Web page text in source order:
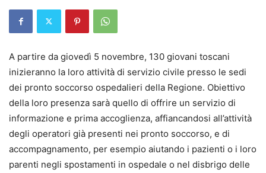
A partire da giovedì 5 novembre, 130 giovani toscani
inizieranno la loro attività di servizio civile presso le sedi
dei pronto soccorso ospedalieri della Regione. Obiettivo
della loro presenza sarà quello di offrire un servizio di
informazione e prima accoglienza, affiancandosi all’attività
degli operatori già presenti nei pronto soccorso, e di
accompagnamento, per esempio aiutando i pazienti o i loro
parenti negli spostamenti in ospedale o nel disbrigo delle